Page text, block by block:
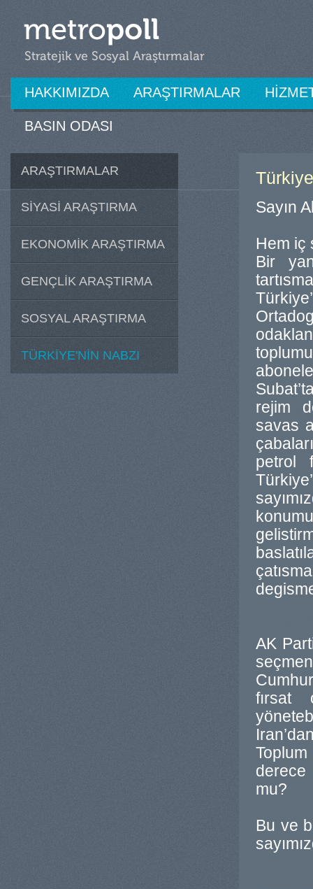
HAKKIMIZDA ARAŞTIRMALAR
BASIN ODASI
ARAŞTIRMALAR
SİYASİ ARAŞTIRMA
EKONOMİK ARAŞTIRMA
GENÇLİK ARAŞTIRMA
SOSYAL ARAŞTIRMA
TÜRKİYE'NİN NABZI
Sayın
Hem iç
Bir
rejim
savas
petrol
AK
fırsat
derece
mu?
Bu ve